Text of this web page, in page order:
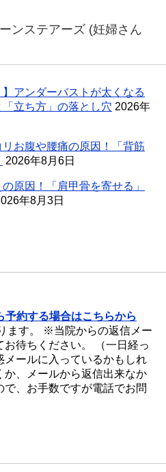
ンステアーズ (妊婦さん
】アンダーバストが太くなる
立ち方」の落とし穴 2026年
リお腹や腰痛の原因！「背筋
2026年8月6日
原因！「肩甲骨を寄せる」
年8月3日
予約する場合はこちらから
ます。 ※当院からの返信メー
待ちください。 （一日経っ
ールに入っているかもしれ
か、メールから返信出来なか
、お手数ですが電話でお問